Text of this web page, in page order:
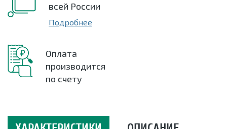
всей России
Подробнее
Оплата
производится
по счету